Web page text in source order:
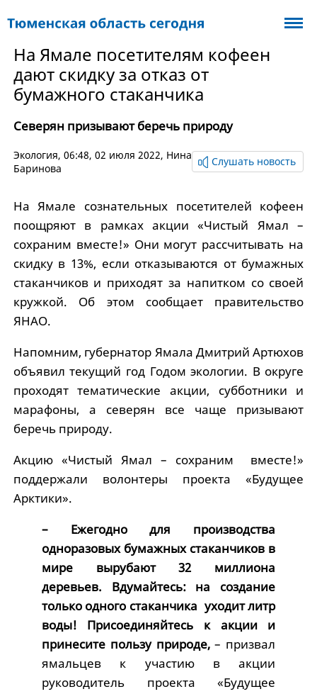
На Ямале посетителям кофеен
дают скидку за отказ от
бумажного стаканчика
Северян призывают беречь природу
Экология, 06:48, 02 июля 2022, Нина
Баринова
Слушать новость
На Ямале сознательных посетителей кофеен
поощряют в рамках акции «Чистый Ямал –
сохраним вместе!» Они могут рассчитывать на
скидку в 13%, если отказываются от бумажных
стаканчиков и приходят за напитком со своей
кружкой. Об этом сообщает правительство
ЯНАО.
Напомним, губернатор Ямала Дмитрий Артюхов
объявил текущий год Годом экологии. В округе
проходят тематические акции, субботники и
марафоны, а северян все чаще призывают
беречь природу.
Акцию «Чистый Ямал – сохраним вместе!»
поддержали волонтеры проекта «Будущее
Арктики».
– Ежегодно для производства
одноразовых бумажных стаканчиков в
мире вырубают 32 миллиона
деревьев. Вдумайтесь: на создание
только одного стаканчика уходит литр
воды! Присоединяйтесь к акции и
принесите пользу природе,– призвал
ямальцев к участию в акции
руководитель проекта «Будущее